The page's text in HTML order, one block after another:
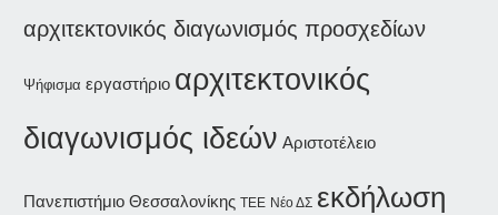
αρχιτεκτονικός διαγωνισμός προσχεδίων
Ψήφισμα εργαστήριο αρχιτεκτονικός
διαγωνισμός ιδεών Αριστοτέλειο
Πανεπιστήμιο Θεσσαλονίκης ΤΕΕ Νέο ΔΣ εκδήλωση